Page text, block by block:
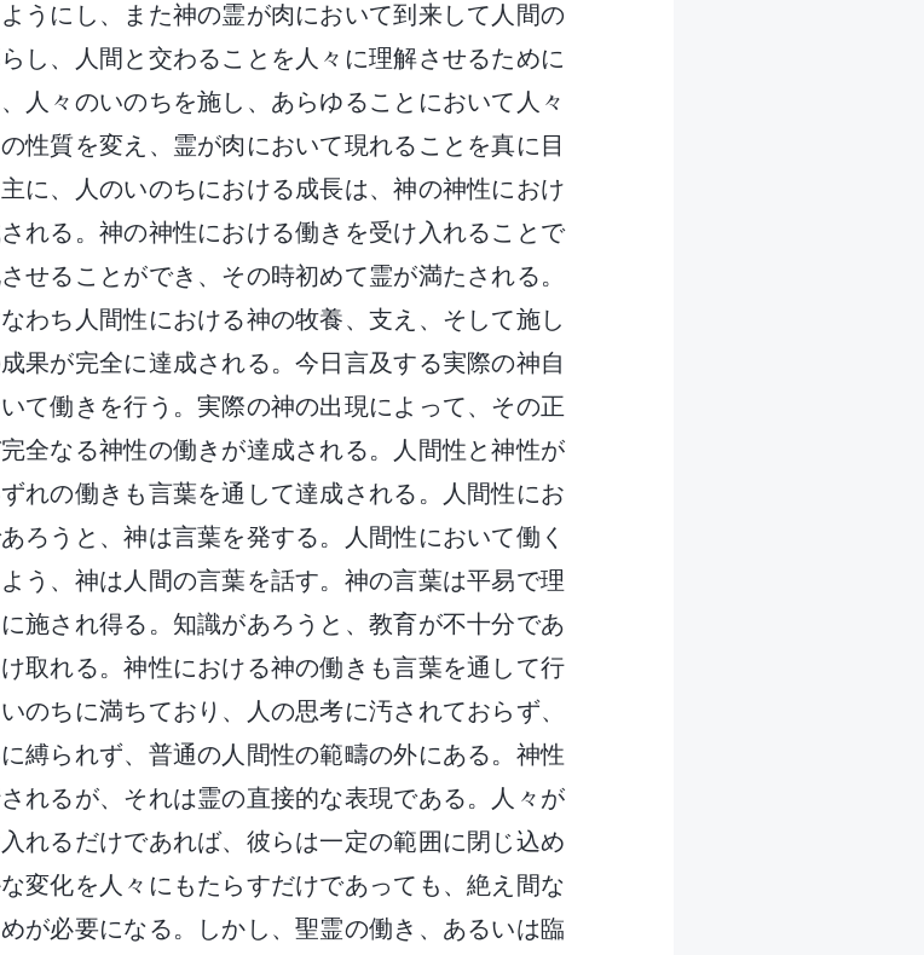
うにし、また神の霊が肉において到来して人間の
し、人間と交わることを人々に理解させるために
人々のいのちを施し、あらゆることにおいて人々
性質を変え、霊が肉において現れることを真に目
に、人のいのちにおける成長は、神の神性におけ
れる。神の神性における働きを受け入れることで
せることができ、その時初めて霊が満たされる。
わち人間性における神の牧養、支え、そして施し
果が完全に達成される。今日言及する実際の神自
て働きを行う。実際の神の出現によって、その正
全なる神性の働きが達成される。人間性と神性が
れの働きも言葉を通して達成される。人間性にお
ろうと、神は言葉を発する。人間性において働く
う、神は人間の言葉を話す。神の言葉は平易で理
施され得る。知識があろうと、教育が不十分であ
取れる。神性における神の働きも言葉を通して行
のちに満ちており、人の思考に汚されておらず、
縛られず、普通の人間性の範疇の外にある。神性
れるが、それは霊の直接的な表現である。人々が
れるだけであれば、彼らは一定の範囲に閉じ込め
変化を人々にもたらすだけであっても、絶え間な
が必要になる。しかし、聖霊の働き、あるいは臨